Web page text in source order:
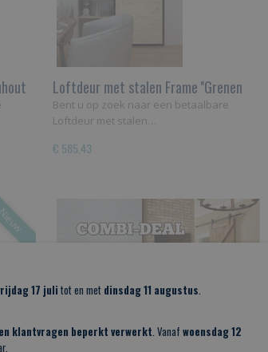
Loftdeur met stalen Frame ''Grenen
hout''
Bent u op zoek naar een betaalbare
Loftdeur met stalen…
€ 585,43
17 julitot en met dinsdag 11 augustus.
klantvragen beperkt verwerkt. Vanaf woensdag 12